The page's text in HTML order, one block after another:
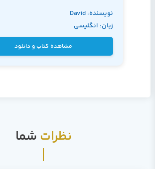
را کاملا تضمین کرده است.
نویسنده: David
Coffin
زبان: انگلیسی
مشاهده کتاب و دانلود
نظرات شما